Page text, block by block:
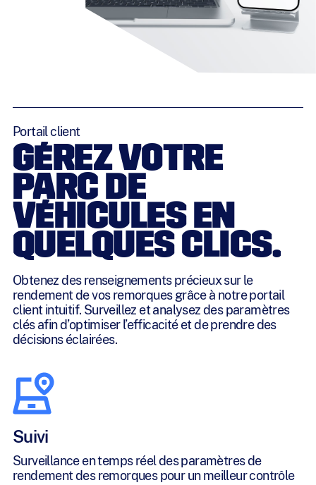
Portail client
GÉREZ VOTRE
PARC DE
VÉHICULES EN
QUELQUES CLICS.
Obtenez des renseignements précieux sur le
rendement de vos remorques grâce à notre portail
client intuitif. Surveillez et analysez des paramètres
clés afin d’optimiser l’efficacité et de prendre des
décisions éclairées.
Suivi
Surveillance en temps réel des paramètres de
rendement des remorques pour un meilleur contrôle